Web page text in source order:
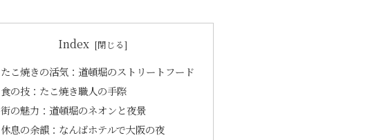
Index
たこ焼きの活気：道頓堀のストリートフード
食の技：たこ焼き職人の手際
街の魅力：道頓堀のネオンと夜景
休息の余韻：なんばホテルで大阪の夜